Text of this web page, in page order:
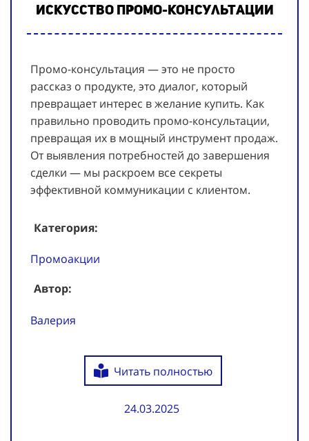
искусство промо-консультации
Промо-консультация — это не просто
рассказ о продукте, это диалог, который
превращает интерес в желание купить. Как
правильно проводить промо-консультации,
превращая их в мощный инструмент продаж.
От выявления потребностей до завершения
сделки — мы раскроем все секреты
эффективной коммуникации с клиентом.
Категория:
Промоакции
Автор:
Валерия
Читать полностью
24.03.2025